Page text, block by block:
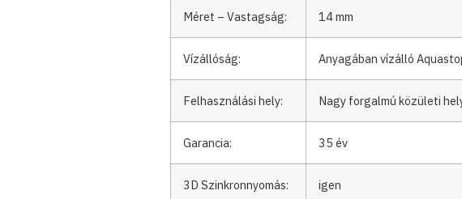
Méret – Vastagság: 14 mm
Vízállóság: Anyagában vízálló
Felhasználási hely: Nagy forgalmú közületi
Garancia: 35 év
3D Szinkronnyomás: igen